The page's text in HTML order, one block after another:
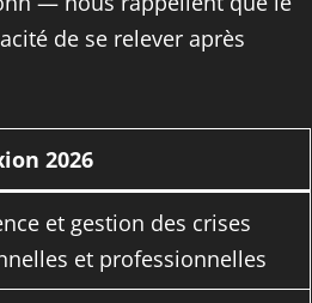
de se relever après
2026
et gestion des crises
et professionnelles